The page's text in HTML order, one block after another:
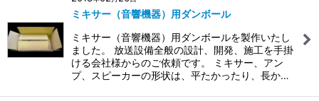
ミキサー（音響機器）用ダンボール
ミキサー（音響機器）用ダンボールを製作いたし
ました。 放送設備全般の設計、開発、施工を手掛
ける会社様からのご依頼です。 ミキサー、アン
プ、スピーカーの形状は、平たかったり、長か…